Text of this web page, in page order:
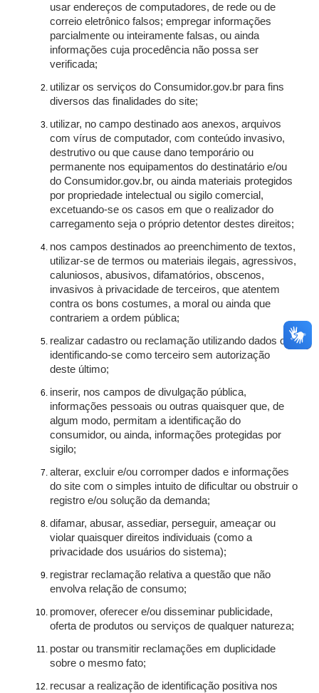
usar endereços de computadores, de rede ou de
correio eletrônico falsos; empregar informações
parcialmente ou inteiramente falsas, ou ainda
informações cuja procedência não possa ser
verificada;
utilizar os serviços do Consumidor.gov.br para fins
diversos das finalidades do site;
utilizar, no campo destinado aos anexos, arquivos
com vírus de computador, com conteúdo invasivo,
destrutivo ou que cause dano temporário ou
permanente nos equipamentos do destinatário e/ou
do Consumidor.gov.br, ou ainda materiais protegidos
por propriedade intelectual ou sigilo comercial,
excetuando-se os casos em que o realizador do
carregamento seja o próprio detentor destes direitos;
nos campos destinados ao preenchimento de textos,
utilizar-se de termos ou materiais ilegais, agressivos,
caluniosos, abusivos, difamatórios, obscenos,
invasivos à privacidade de terceiros, que atentem
contra os bons costumes, a moral ou ainda que
contrariem a ordem pública;
realizar cadastro ou reclamação utilizando dados ou
identificando-se como terceiro sem autorização
deste último;
inserir, nos campos de divulgação pública,
informações pessoais ou outras quaisquer que, de
algum modo, permitam a identificação do
consumidor, ou ainda, informações protegidas por
sigilo;
alterar, excluir e/ou corromper dados e informações
do site com o simples intuito de dificultar ou obstruir o
registro e/ou solução da demanda;
difamar, abusar, assediar, perseguir, ameaçar ou
violar quaisquer direitos individuais (como a
privacidade dos usuários do sistema);
registrar reclamação relativa a questão que não
envolva relação de consumo;
promover, oferecer e/ou disseminar publicidade,
oferta de produtos ou serviços de qualquer natureza;
postar ou transmitir reclamações em duplicidade
sobre o mesmo fato;
recusar a realização de identificação positiva nos